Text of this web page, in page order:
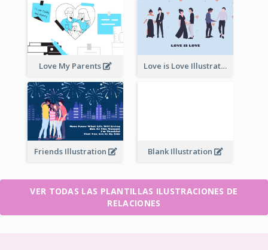
Love My Parents Love is Love Illustration
Friends Illustration Blank Illustration
VER TODAS LAS PLANTILLAS ILUSTRACIONES DE
RELACIONES